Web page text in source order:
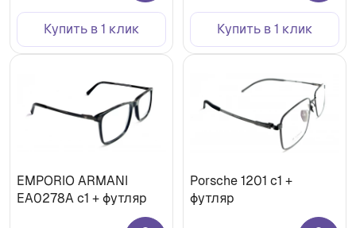
Купить в 1 клик Купить в 1 клик
EMPORIO ARMANI
EA0278A c1 + футляр
Porsche 1201 c1 +
футляр